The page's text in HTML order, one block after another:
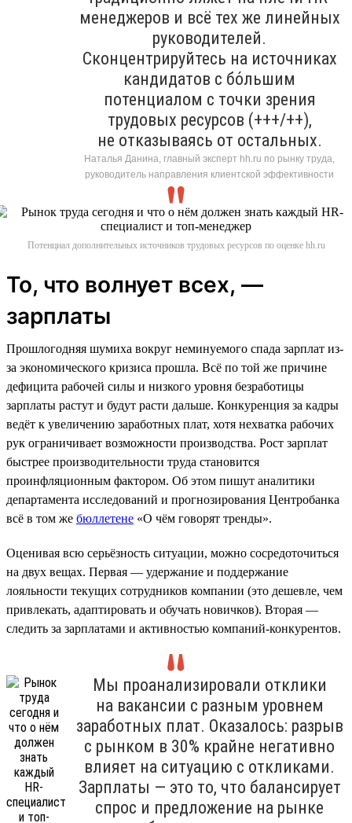
менеджеров и всё тех же линейных
руководителей.
Сконцентрируйтесь на источниках
кандидатов с бо́льшим
потенциалом с точки зрения
трудовых ресурсов (+++/++),
не отказываясь от остальных.
Наталья Данина, главный эксперт hh.ru по рынку труда,
руководитель направления клиентской эффективности
Потенциал дополнительных источников трудовых ресурсов по оценке hh.ru
То, что волнует всех, —
зарплаты
Прошлогодняя шумиха вокруг неминуемого спада зарплат из-
за экономического кризиса прошла. Всё по той же причине
дефицита рабочей силы и низкого уровня безработицы
зарплаты растут и будут расти дальше. Конкуренция за кадры
ведёт к увеличению заработных плат, хотя нехватка рабочих
рук ограничивает возможности производства. Рост зарплат
быстрее производительности труда становится
проинфляционным фактором. Об этом пишут аналитики
департамента исследований и прогнозирования Центробанка
всё в том же бюллетене «О чём говорят тренды».
Оценивая всю серьёзность ситуации, можно сосредоточиться
на двух вещах. Первая — удержание и поддержание
лояльности текущих сотрудников компании (это дешевле, чем
привлекать, адаптировать и обучать новичков). Вторая —
следить за зарплатами и активностью компаний-конкурентов.
Мы проанализировали отклики
на вакансии с разным уровнем
заработных плат. Оказалось: разрыв
с рынком в 30% крайне негативно
влияет на ситуацию с откликами.
Зарплаты — это то, что балансирует
спрос и предложение на рынке